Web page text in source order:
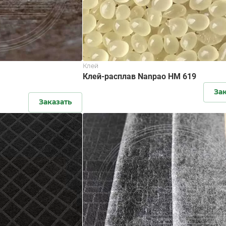
Заказать
Клей
Клей-расплав Nanpao HM 619